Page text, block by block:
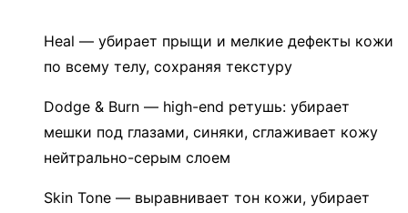
Heal — убирает прыщи и мелкие дефекты кожи
по всему телу, сохраняя текстуру
Dodge & Burn — high-end ретушь: убирает
мешки под глазами, синяки, сглаживает кожу
нейтрально-серым слоем
Skin Tone — выравнивает тон кожи, убирает